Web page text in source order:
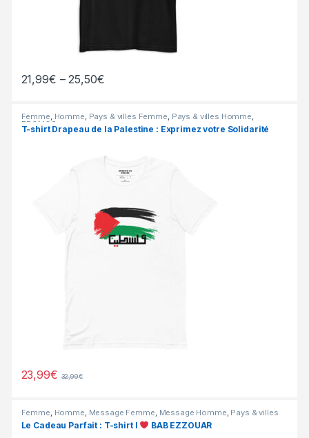
21,99€ –25,50€
Femme, Homme, Pays & villes Femme, Pays & villes Homme,
PROMOS
T-shirt Drapeau de la Palestine : Exprimez votre Solidarité
23,99€ 32,99€
Femme, Homme, Message Femme, Message Homme, Pays & villes
Femme Pays & villes Homme , PROMOS
Le Cadeau Parfait : T-shirt I BAB EZZOUAR